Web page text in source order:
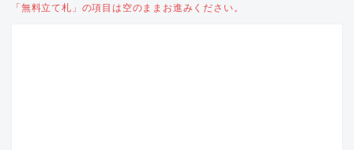
「無料立て札」の項目は空のままお進みください。